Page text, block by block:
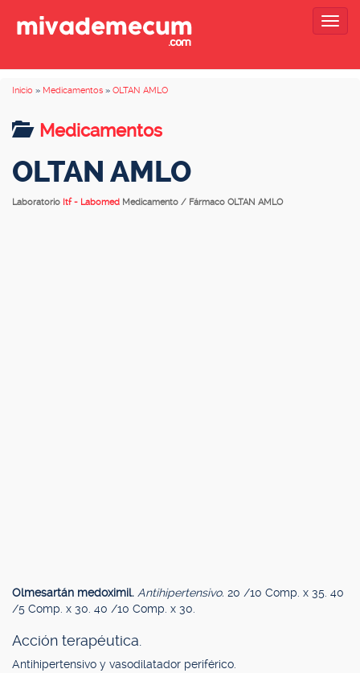
Inicio » Medicamentos » OLTAN AMLO
Medicamentos
OLTAN AMLO
Laboratorio Itf - Labomed Medicamento / Fármaco OLTAN AMLO
Olmesartán medoximil. Antihipertensivo. 20 /10 Comp. x 35. 40
/5 Comp. x 30. 40 /10 Comp. x 30.
Acción terapéutica.
Antihipertensivo y vasodilatador periférico.